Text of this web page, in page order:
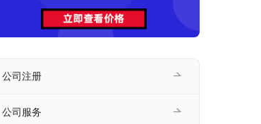
公司注册
公司服务